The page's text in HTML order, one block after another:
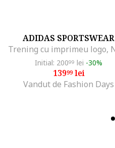
ADIDAS SPORTSWEAR
Initial: 20099 lei -30%
13999lei
Vandut de Fashion Days